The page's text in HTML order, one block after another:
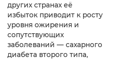
других странах её
избыток приводит к росту
уровня ожирения и
сопутствующих
заболеваний — сахарного
диабета второго типа,